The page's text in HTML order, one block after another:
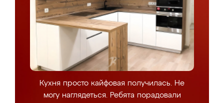
Кухня просто кайфовая получилась. Не
могу наглядеться. Ребята порадовали